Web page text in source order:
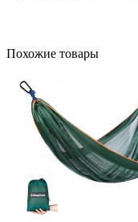
Похожие товары